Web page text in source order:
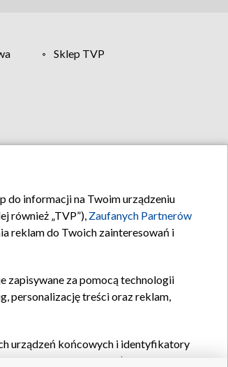
Sklep TVP
do informacji na Twoim urządzeniu
również „TVP”), Zaufanych Partnerów
reklam do Twoich zainteresowań i
zapisywane za pomocą technologii
personalizację treści oraz reklam,
urządzeń końcowych i identyfikatory
oraz pozostałych